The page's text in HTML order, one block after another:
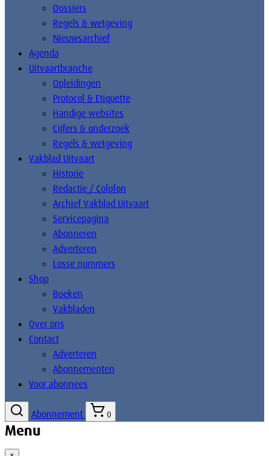
Dossiers
Regels & wetgeving
Nieuwsarchief
Agenda
Uitvaartbranche
Opleidingen
Protocol & Etiquette
Handige websites
Cijfers & onderzoek
Regels & wetgeving
Vakblad Uitvaart
Historie
Redactie / Colofon
Archief Vakblad Uitvaart
Servicepagina
Abonneren
Adverteren
Losse nummers
Shop
Boeken
Vakbladen
Over ons
Contact
Adverteren
Abonnementen
Voor abonnees
Abonnement 0
Menu